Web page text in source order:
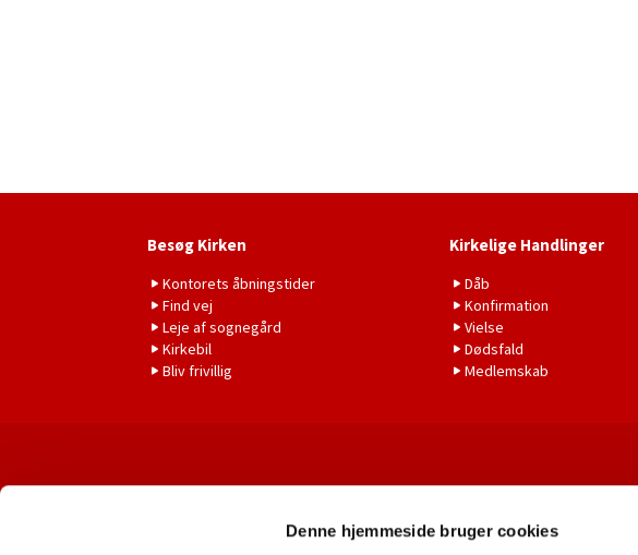
Denne hjemmeside bruger cookies
Besøg Kirken
Kontorets åbningstider
Find vej
Leje af sognegård
Kirkebil
Bliv frivillig
Kirkelige Handlinger
Dåb
Konfirmation
Vielse
Dødsfald
Medlemskab